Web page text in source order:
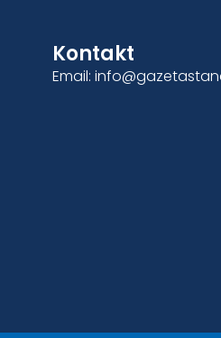
Kontakt
Email: